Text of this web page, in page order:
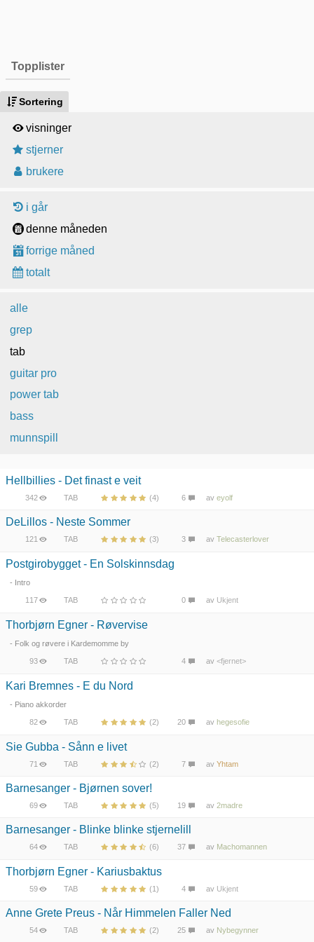
Topplister
Sortering
visninger
stjerner
brukere
i går
denne måneden
forrige måned
totalt
alle
grep
tab
guitar pro
power tab
bass
munnspill
Hellbillies - Det finast e veit
342 TAB (4) 6 aveyolf
DeLillos - Neste Sommer
121 TAB (3) 3 avTelecasterlover
Postgirobygget - En Solskinnsdag
- Intro
117 TAB 0 av Ukjent
Thorbjørn Egner - Røvervise
- Folk og røvere i Kardemomme by
93 TAB 4 av<fjernet>
Kari Bremnes - E du Nord
- Piano akkorder
82 TAB (2) 20 av hegesofie
Sie Gubba - Sånn e livet
71 TAB (2) 7 avYhtam
Barnesanger - Bjørnen sover!
69 TAB (5) 19 av2madre
Barnesanger - Blinke blinke stjernelill
64 TAB (6) 37 av Machomannen
Thorbjørn Egner - Kariusbaktus
59 TAB (1) 4 av Ukjent
Anne Grete Preus - Når Himmelen Faller Ned
54 TAB (2) 25 av Nybegynner